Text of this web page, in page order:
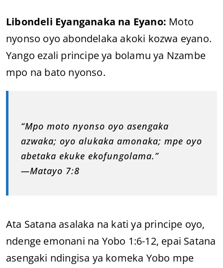
Libondeli Eyanganaka na Eyano: Moto
nyonso oyo abondelaka akoki kozwa eyano.
Yango ezali principe ya bolamu ya Nzambe
mpo na bato nyonso.
“Mpo moto nyonso oyo asengaka
azwaka; oyo alukaka amonaka; mpe oyo
abetaka ekuke ekofungolama.”
—Matayo 7:8
Ata Satana asalaka na kati ya principe oyo,
ndenge emonani na Yobo 1:6-12, epai Satana
asengaki ndingisa ya komeka Yobo mpe